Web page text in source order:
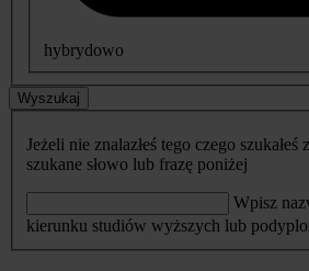
hybrydowo
Wyszukaj
Jeżeli nie znalazłeś tego czego
szukane słowo lub frazę poniżej
Wpisz
kierunku studiów wyższych lub